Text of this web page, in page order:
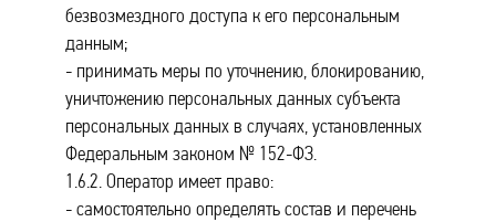
безвозмездного доступа к его персональным
данным;
- принимать меры по уточнению, блокированию,
уничтожению персональных данных субъекта
персональных данных в случаях, установленных
Федеральным законом № 152-ФЗ.
1.6.2. Оператор имеет право:
- самостоятельно определять состав и перечень